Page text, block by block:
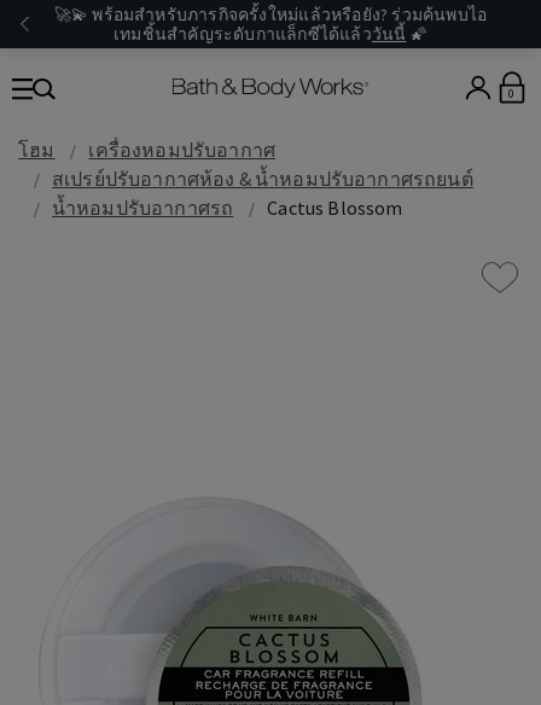
🚀💫 พร้อมสำหรับภารกิจครั้งใหม่แล้วหรือยัง? ร่วมค้นพบไอ
เทมชิ้นสำคัญระดับกาแล็กซีได้แล้ววันนี้ 🌠
0
โฮม
เครื่องหอมปรับอากาศ
สเปรย์ปรับอากาศห้อง & น้ำหอมปรับอากาศรถยนต์
น้ำหอมปรับอากาศรถ
Cactus Blossom